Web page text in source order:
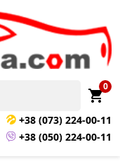
shopping_cart
0
+38 (073) 224-00-11
+38 (050) 224-00-11